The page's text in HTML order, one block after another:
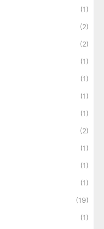
(1)
(2)
(2)
(1)
(1)
(1)
(1)
(2)
(1)
(1)
(1)
(19)
(1)